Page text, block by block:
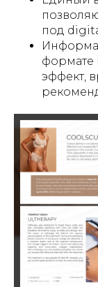
под
формате
эффект,